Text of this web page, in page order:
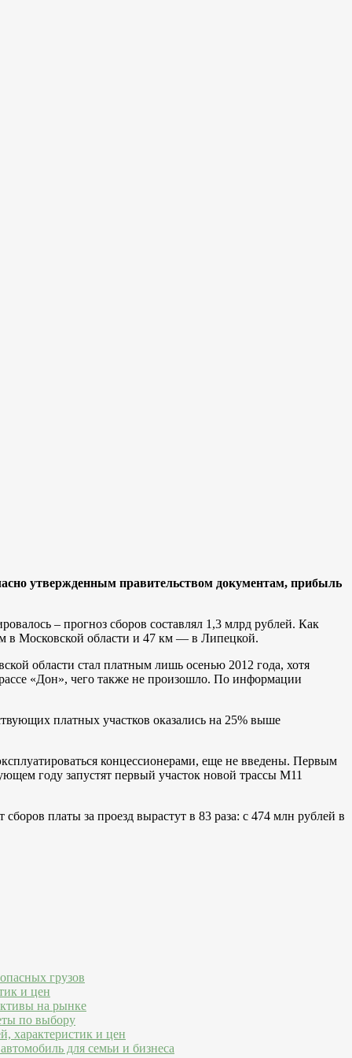
утвержденным правительством документам, прибыль
– прогноз сборов составлял 1,3 млрд рублей. Как
в Московской области и 47 км — в Липецкой.
области стал платным лишь осенью 2012 года, хотя
«Дон», чего также не произошло. По информации
платных участков оказались на 25% выше
концессионерами, еще не введены. Первым
году запустят первый участок новой трассы М11
платы за проезд вырастут в 83 раза: с 474 млн рублей в
грузов
и цен
на рынке
по выбору
характеристик и цен
для семьи и бизнеса